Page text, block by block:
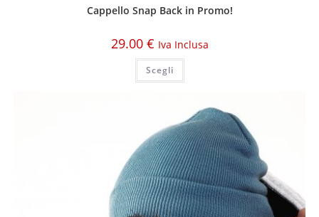
Cappello Snap Back in Promo!
29.00 € Iva Inclusa
Scegli